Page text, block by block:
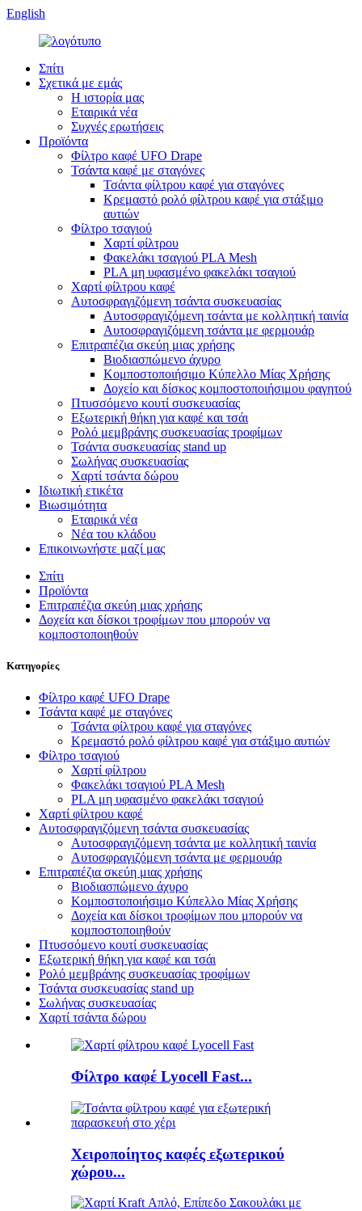
English
Σπίτι
Σχετικά με εμάς
Η ιστορία μας
Εταιρικά νέα
Συχνές ερωτήσεις
Προϊόντα
Φίλτρο καφέ UFO Drape
Τσάντα καφέ με σταγόνες
Τσάντα φίλτρου καφέ για σταγόνες
Κρεμαστό ρολό φίλτρου καφέ για στάξιμο
αυτιών
Φίλτρο τσαγιού
Χαρτί φίλτρου
Φακελάκι τσαγιού PLA Mesh
PLA μη υφασμένο φακελάκι τσαγιού
Χαρτί φίλτρου καφέ
Αυτοσφραγιζόμενη τσάντα συσκευασίας
Αυτοσφραγιζόμενη τσάντα με κολλητική ταινία
Αυτοσφραγιζόμενη τσάντα με φερμουάρ
Επιτραπέζια σκεύη μιας χρήσης
Βιοδιασπώμενο άχυρο
Κομποστοποιήσιμο Κύπελλο Μίας Χρήσης
Δοχείο και δίσκος κομποστοποιήσιμου φαγητού
Πτυσσόμενο κουτί συσκευασίας
Εξωτερική θήκη για καφέ και τσάι
Ρολό μεμβράνης συσκευασίας τροφίμων
Τσάντα συσκευασίας stand up
Σωλήνας συσκευασίας
Χαρτί τσάντα δώρου
Ιδιωτική ετικέτα
Βιωσιμότητα
Εταιρικά νέα
Νέα του κλάδου
Επικοινωνήστε μαζί μας
Σπίτι
Προϊόντα
Επιτραπέζια σκεύη μιας χρήσης
Δοχεία και δίσκοι τροφίμων που μπορούν να
κομποστοποιηθούν
Κατηγορίες
Φίλτρο καφέ UFO Drape
Τσάντα καφέ με σταγόνες
Τσάντα φίλτρου καφέ για σταγόνες
Κρεμαστό ρολό φίλτρου καφέ για στάξιμο αυτιών
Φίλτρο τσαγιού
Χαρτί φίλτρου
Φακελάκι τσαγιού PLA Mesh
PLA μη υφασμένο φακελάκι τσαγιού
Χαρτί φίλτρου καφέ
Αυτοσφραγιζόμενη τσάντα συσκευασίας
Αυτοσφραγιζόμενη τσάντα με κολλητική ταινία
Αυτοσφραγιζόμενη τσάντα με φερμουάρ
Επιτραπέζια σκεύη μιας χρήσης
Βιοδιασπώμενο άχυρο
Κομποστοποιήσιμο Κύπελλο Μίας Χρήσης
Δοχεία και δίσκοι τροφίμων που μπορούν να
κομποστοποιηθούν
Πτυσσόμενο κουτί συσκευασίας
Εξωτερική θήκη για καφέ και τσάι
Ρολό μεμβράνης συσκευασίας τροφίμων
Τσάντα συσκευασίας stand up
Σωλήνας συσκευασίας
Χαρτί τσάντα δώρου
Φίλτρο καφέ Lyocell Fast...
Χειροποίητος καφές εξωτερικού
χώρου...